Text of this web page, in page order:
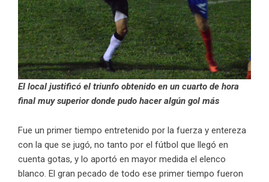
El local justificó el triunfo obtenido en un cuarto de hora
final muy superior donde pudo hacer algún gol más
Fue un primer tiempo entretenido por la fuerza y entereza
con la que se jugó, no tanto por el fútbol que llegó en
cuenta gotas, y lo aportó en mayor medida el elenco
blanco. El gran pecado de todo ese primer tiempo fueron